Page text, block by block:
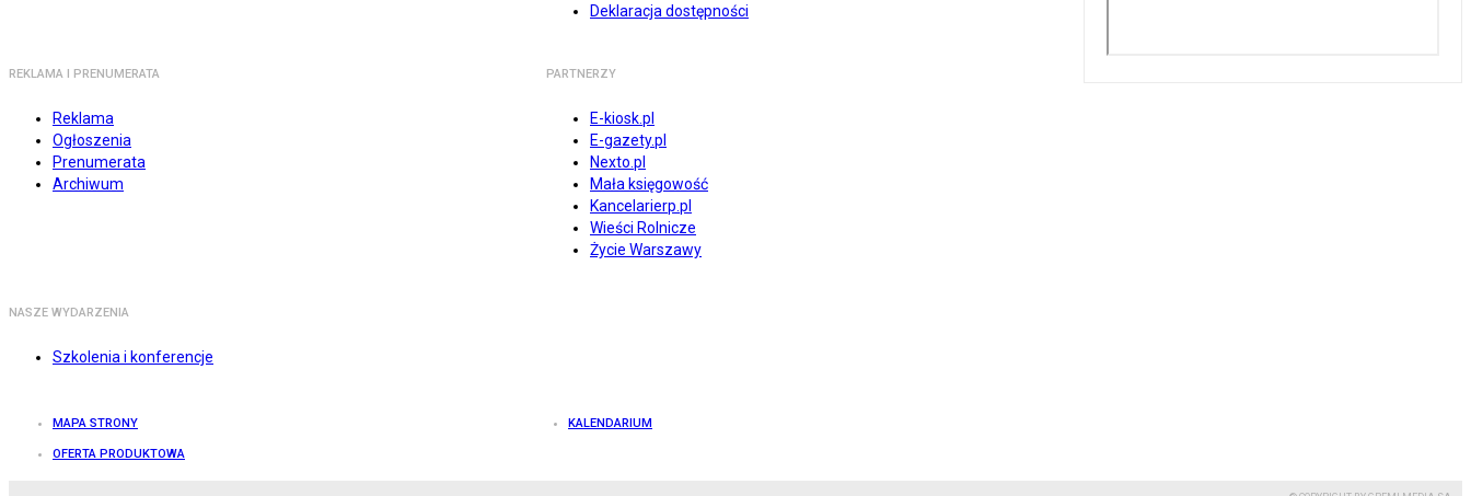
Deklaracja dostępności
REKLAMA I PRENUMERATA
Reklama
Ogłoszenia
Prenumerata
Archiwum
PARTNERZY
E-kiosk.pl
E-gazety.pl
Nexto.pl
Mała księgowość
Kancelarierp.pl
Wieści Rolnicze
Życie Warszawy
NASZE WYDARZENIA
Szkolenia i konferencje
MAPA STRONY KALENDARIUM
OFERTA PRODUKTOWA